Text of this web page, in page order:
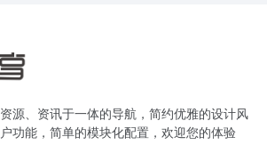
源、资讯于一体的导航，简约优雅的设计风
功能，简单的模块化配置，欢迎您的体验